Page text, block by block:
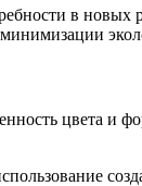
в новых
цвета и